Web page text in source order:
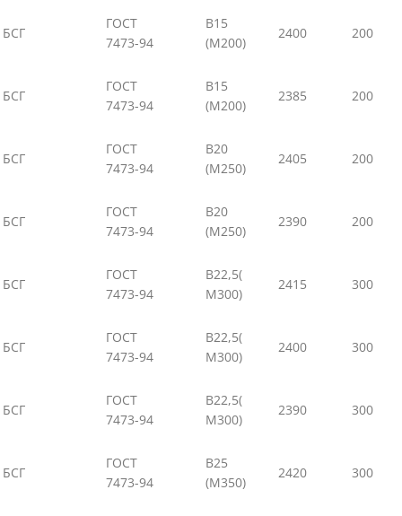
БСГ
ГОСТ
7473-94
В15
(М200)
2400 200
БСГ
ГОСТ
7473-94
В15
(М200)
2385 200
БСГ
ГОСТ
7473-94
В20
(М250)
2405 200
БСГ
ГОСТ
7473-94
В20
(М250)
2390 200
БСГ
ГОСТ
7473-94
В22,5(
М300)
2415 300
БСГ
ГОСТ
7473-94
В22,5(
М300)
2400 300
БСГ
ГОСТ
7473-94
В22,5(
М300)
2390 300
БСГ
ГОСТ
7473-94
В25
(М350)
2420 300